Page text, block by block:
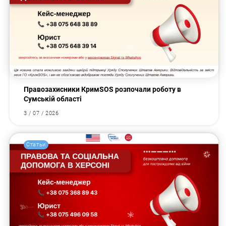
Правозахисники КримSOS розпочали роботу в
Сумській області
3 / 07 / 2026
Статьи